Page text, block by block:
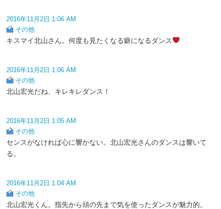
2016年11月2日 1:06 AM
その他
キスマイ北山さん。何度も見たくなる癖になるダンス
2016年11月2日 1:06 AM
その他
北山宏光だね、キレキレダンス！
2016年11月2日 1:05 AM
その他
センスがなければ心に響かない。北山宏光さんのダンスは響いて
る。
2016年11月2日 1:04 AM
その他
北山宏光くん。指先から頭の先まで気を使ったダンスが魅力的。